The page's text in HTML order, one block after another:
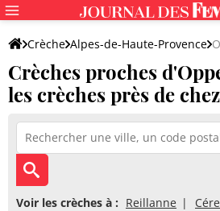
Crèche Alpes-de-Haute-Provence
Crèches proches
les crèches près de
Voir les crèches à : Reillanne